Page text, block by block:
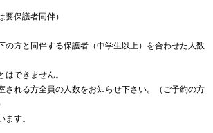
要保護者同伴）
方と同伴する保護者（中学生以上）を合わせた人数
できません。
れる方全員の人数をお知らせ下さい。（ご予約の方
す。